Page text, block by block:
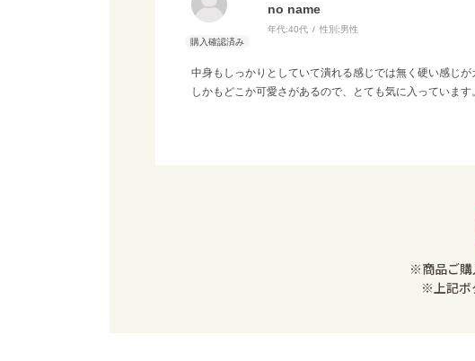
no name
年代:40代 性別:男性
中身もしっかりとしていて潰れる感じでは無く硬い感じが
しかもどこか可愛さがあるので、とても気に入っています
※商品ご購
※上記ボ